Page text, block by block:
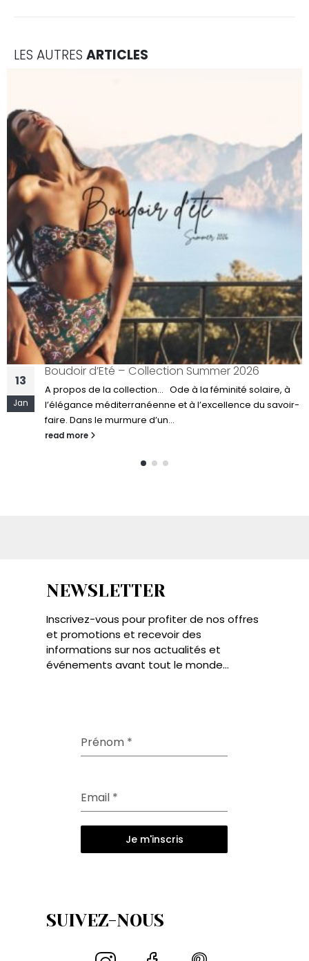
LES AUTRES ARTICLES
14
Fév
Sous les Sunlights – Collection summer 2025
A propos... La collection 2025 vous plonge sans mesure
dans un univers aux tonalités chaudes et tannées où
l’élégance règne. L’été...
read more
NEWSLETTER
Inscrivez-vous pour profiter de nos offres
et promotions et recevoir des
informations sur nos actualités et
événements avant tout le monde...
Prénom *
Email *
Je m'inscris
SUIVEZ-NOUS